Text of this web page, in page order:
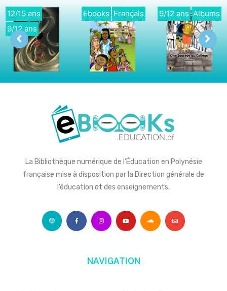
15 ans
12 ans
Ebooks Français 9/12 ans Albums
La Bibliothèque numérique de l’Éducation en Polynésie
française mise à disposition par la Direction générale de
l’éducation et des enseignements.
NAVIGATION